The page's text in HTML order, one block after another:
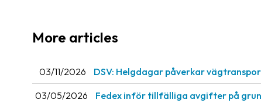
More articles
03/11/2026 DSV: Helgdagar påverkar
03/05/2026 Fedex inför tillfälliga avgifter på